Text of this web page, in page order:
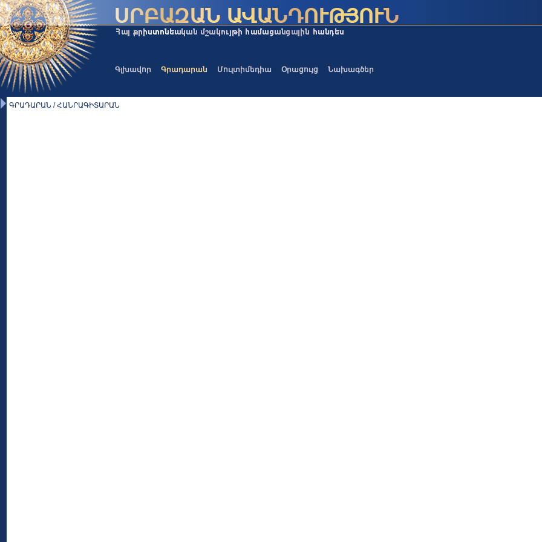
Գլխավոր Գրադարան Մուլտիմեդիա Օրացույց Նախագծեր
ԳՐԱԴԱՐԱՆ / ՀԱՆՐԱԳԻՏԱՐԱՆ